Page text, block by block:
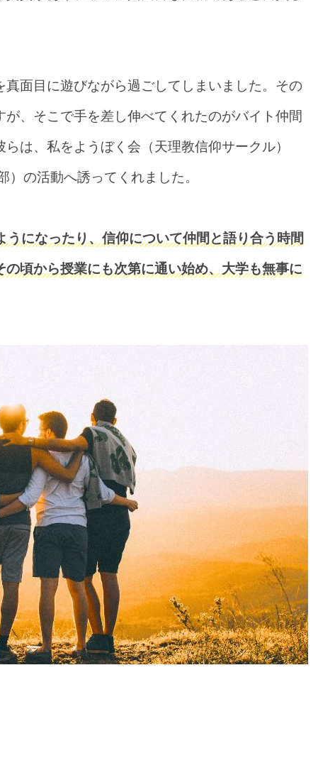
面目に遊びながら過ごしてしまいました。その
、そこで手を差し伸べてくれたのがバイト仲間
は、私をようぼく会（天理教信仰サークル）
の活動へ誘ってくれました。
になったり、信仰について仲間と語り合う時間
頃から授業にも次第に通い始め、大学も無事に